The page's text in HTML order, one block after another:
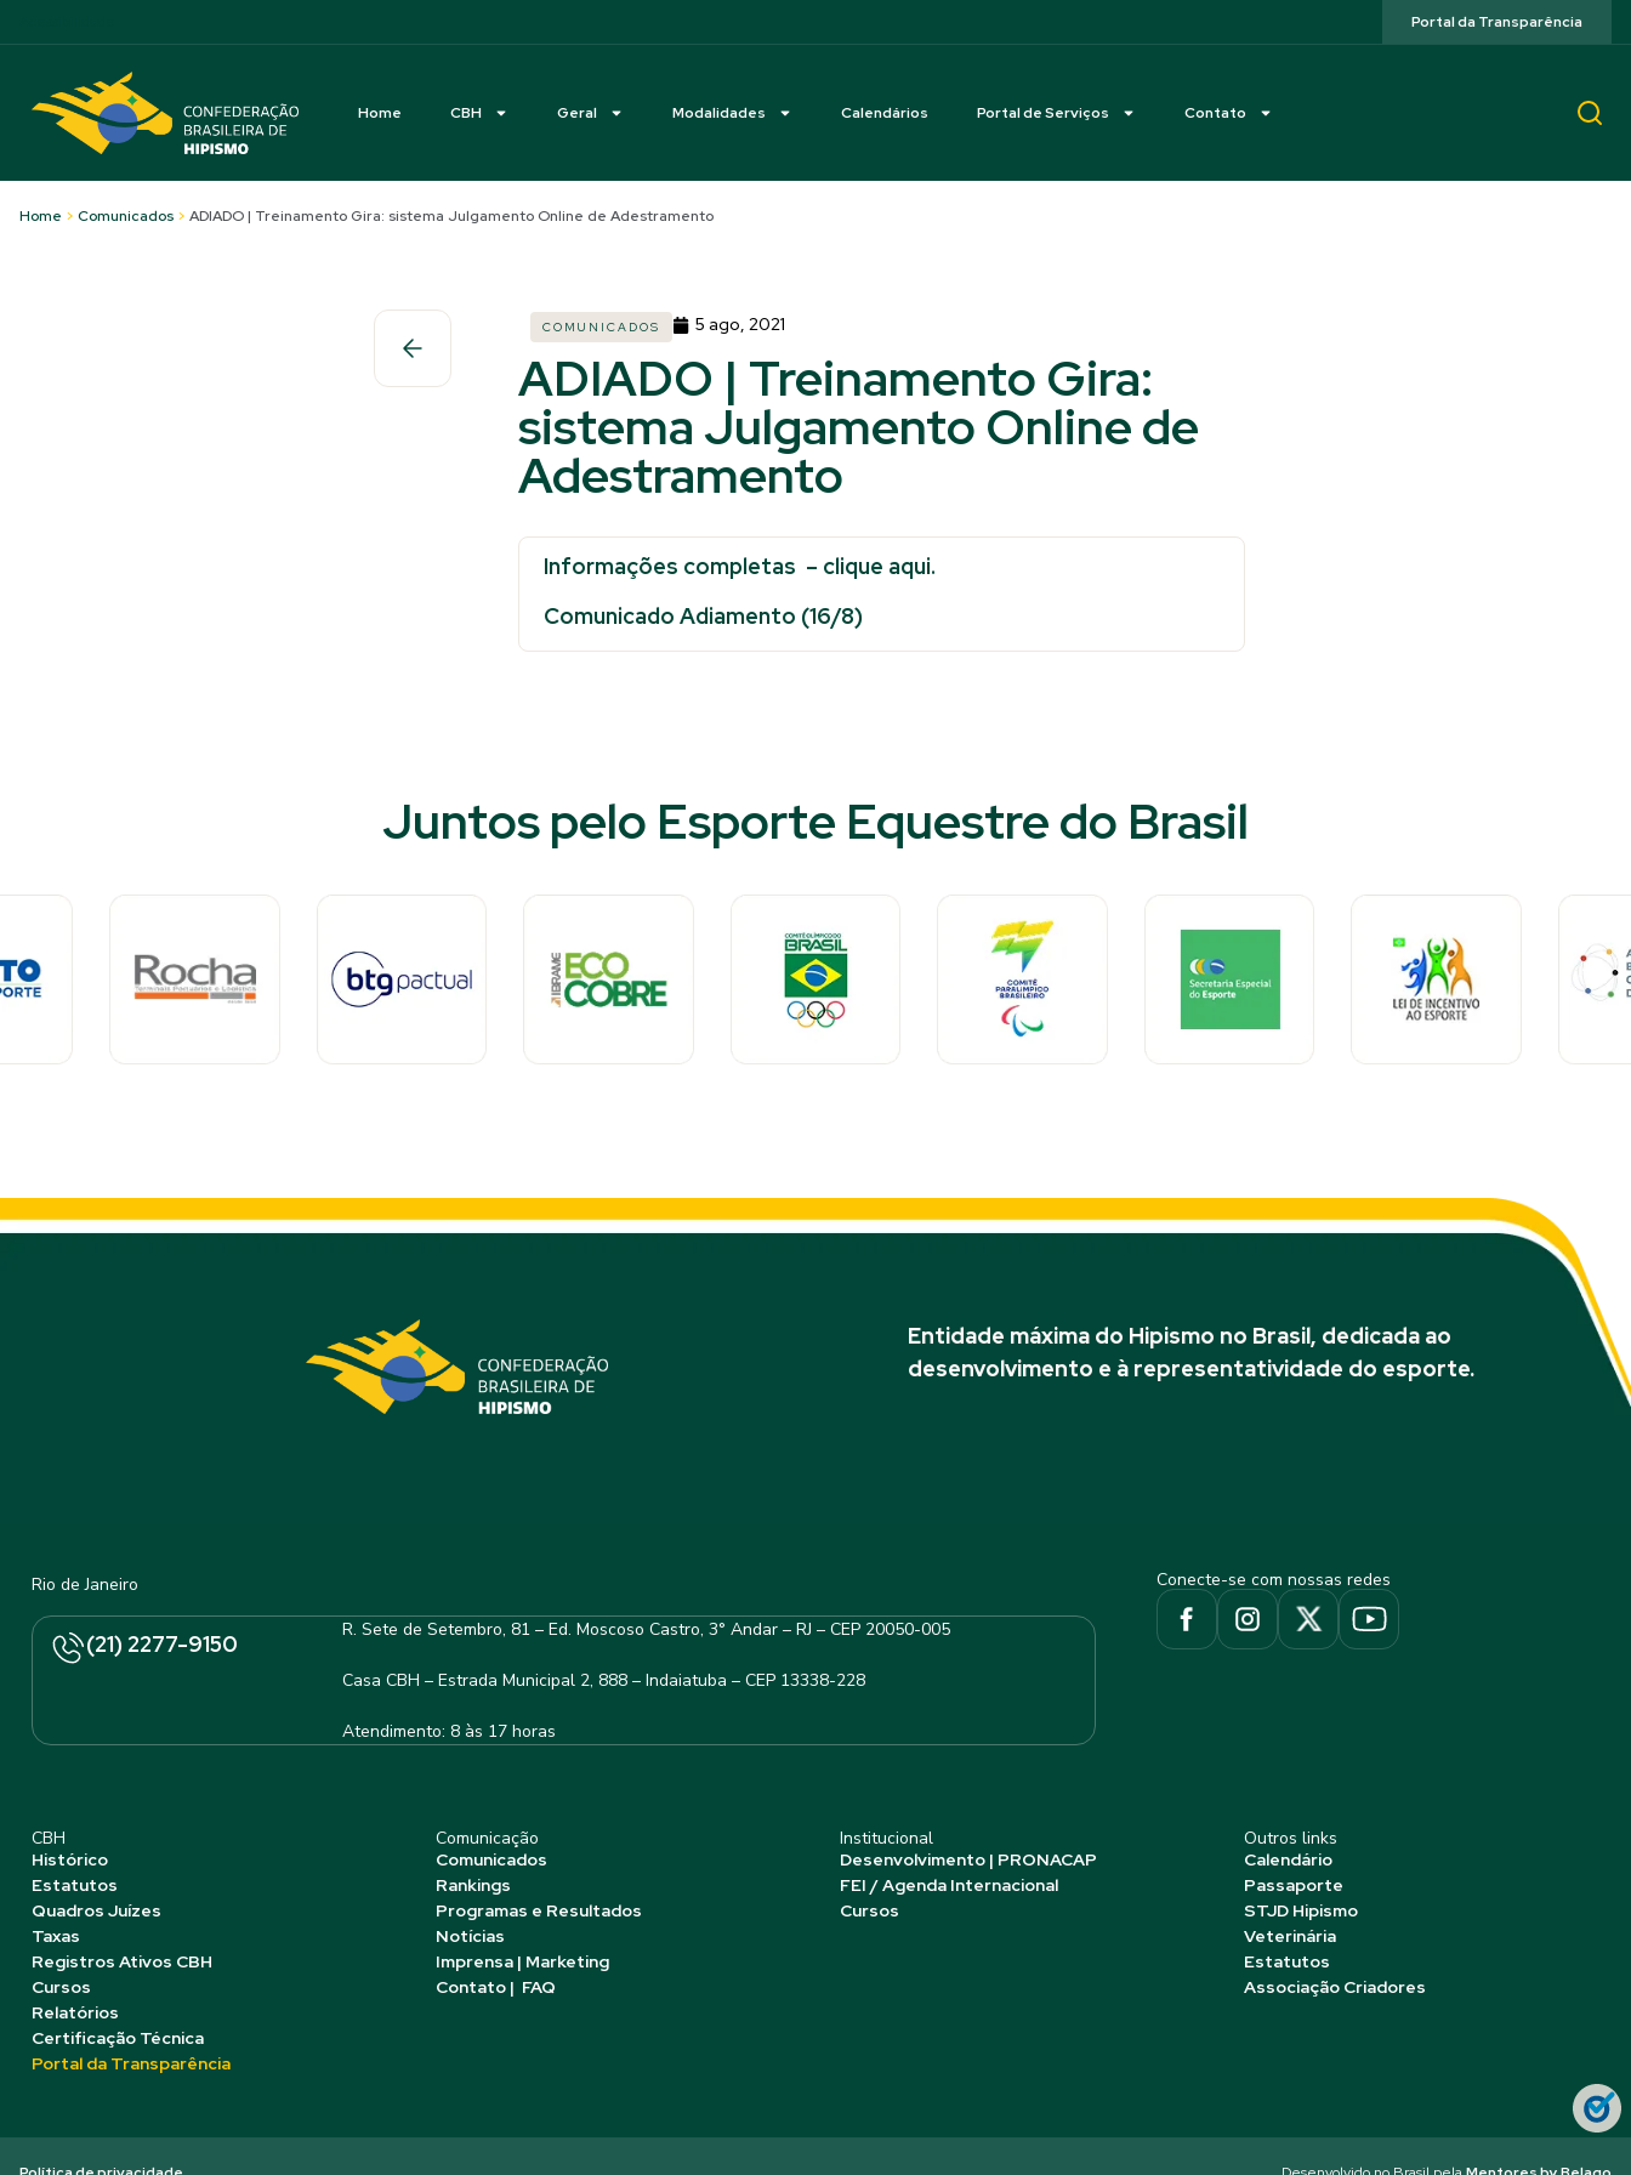
Portal da Transparência
Home CBH Geral Modalidades Calendários Portal de Serviços Contato
Home > Comunicados > ADIADO | Treinamento Gira: sistema Julgamento Online de Adestramento
COMUNICADOS 5 ago, 2021
ADIADO | Treinamento Gira:
sistema Julgamento Online de
Adestramento
Informações completas – clique aqui.
Comunicado Adiamento (16/8)
Juntos pelo Esporte Equestre do Brasil
Entidade máxima do Hipismo no Brasil, dedicada ao
desenvolvimento e à representatividade do esporte.
Rio de Janeiro
(21) 2277-9150
R. Sete de Setembro, 81 – Ed. Moscoso Castro, 3° Andar – RJ – CEP 20050-005
Casa CBH – Estrada Municipal 2, 888 – Indaiatuba – CEP 13338-228
Atendimento: 8 às 17 horas
Conecte-se com nossas redes
CBH
Histórico
Estatutos
Quadros Juízes
Taxas
Registros Ativos CBH
Cursos
Relatórios
Certificação Técnica
Portal da Transparência
Comunicação
Comunicados
Rankings
Programas e Resultados
Notícias
Imprensa | Marketing
Contato | FAQ
Institucional
Desenvolvimento | PRONACAP
FEI / Agenda Internacional
Cursos
Outros links
Calendário
Passaporte
STJD Hipismo
Veterinária
Estatutos
Associação Criadores